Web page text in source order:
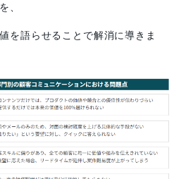
、
を語らせることで解消に導きま